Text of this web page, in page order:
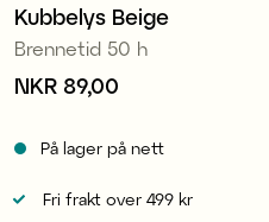
FI / EUR
NO / NKR
Kubbelys Beige
Brennetid 50 h
Pris :NKR 89,00
NKR 89,00
På lager på nett
Fri frakt over 499 kr